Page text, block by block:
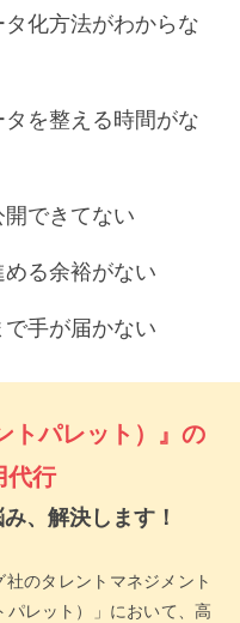
化方法がわからな
を整える時間がな
できてない
る余裕がない
手が届かない
トパレット）』の
代行
、解決します！
のタレントマネジメント
レット）」において、高